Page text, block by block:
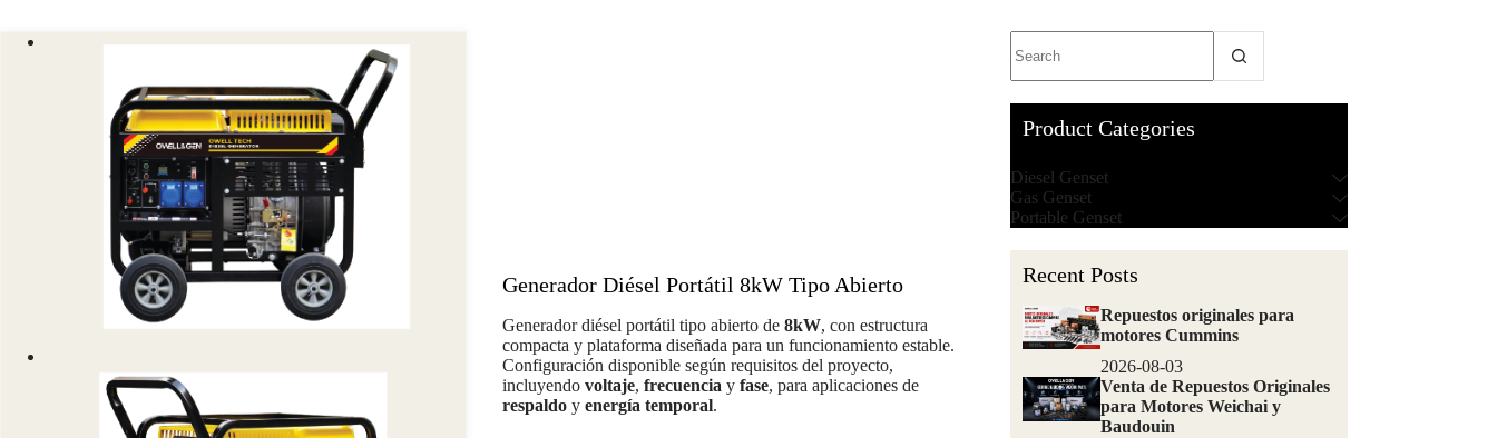
Generador Diésel Portátil 8kW Tipo Abierto
Generador diésel portátil tipo abierto de8kW, con estructura
compacta y plataforma diseñada para un funcionamiento estable.
Configuración disponible según requisitos del proyecto,
incluyendovoltaje,frecuencia yfase, para aplicaciones de
respaldo yenergía temporal.
Product Categories
Diesel Genset
Gas Genset
Portable Genset
Recent Posts
Repuestos originales para
motores Cummins
2026-08-03
Venta de Repuestos Originales
para Motores Weichai y
Baudouin